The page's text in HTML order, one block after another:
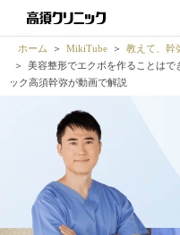
ホーム MikiTube
教えて、幹
美容整形でエクボを作ることはで
ック高須幹弥が動画で解説